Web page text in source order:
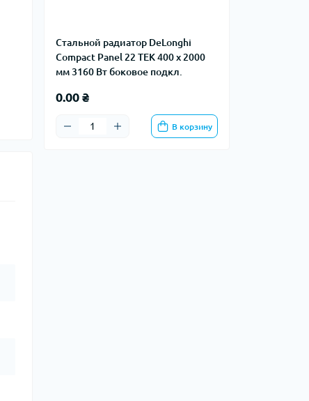
Стальной радиатор DeLonghi
Compact Panel 22 TEK 400 x 2000
мм 3160 Вт боковое подкл.
0.00 ₴
В корзину